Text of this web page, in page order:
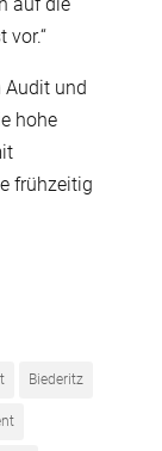
auf die
vor.“
Audit und
hohe
frühzeitig
Biederitz